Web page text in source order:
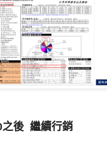
之後 繼續行銷